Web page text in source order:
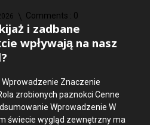
Comments : 0
i zadbane
wpływają na nasz
Wprowadzenie Znaczenie
zrobionych paznokci Cenne
Wprowadzenie W
świecie wygląd zewnętrzny ma